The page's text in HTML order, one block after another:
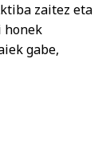
zaitez eta
honek
gabe,